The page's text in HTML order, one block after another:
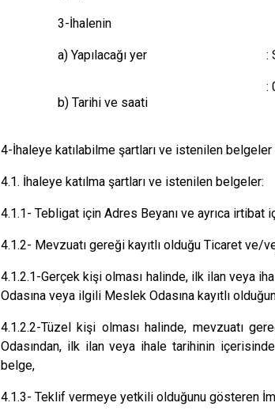
3-İhalenin
a) Yapılacağı yer :
b) Tarihi ve saati
:
4-İhaleye katılabilme şartları ve istenilen
4.1. İhaleye katılma şartları ve istenilen belgeler:
4.1.1- Tebligat için Adres Beyanı ve ayrıca
4.1.2- Mevzuatı gereği kayıtlı olduğu Ticaret ve/
4.1.2.1-Gerçek kişi olması halinde, ilk ilan veya
Odasına veya ilgili Meslek Odasına kayıtlı
4.1.2.2-Tüzel kişi olması halinde, mevzuatı
Odasından, ilk ilan veya ihale tarihinin
belge,
4.1.3- Teklif vermeye yetkili olduğunu gösteren